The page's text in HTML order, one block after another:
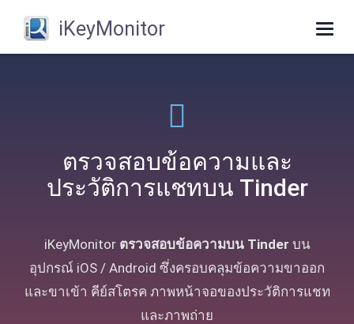
iKeyMonitor
ตรวจสอบข้อความและ
ประวัติการแชทบน Tinder
iKeyMonitor ตรวจสอบข้อความบน Tinder บน
อุปกรณ์ iOS / Android ซึ่งครอบคลุมข้อความขาออก
และขาเข้า คีย์สโตรค ภาพหน้าจอของประวัติการแชท
และภาพถ่าย